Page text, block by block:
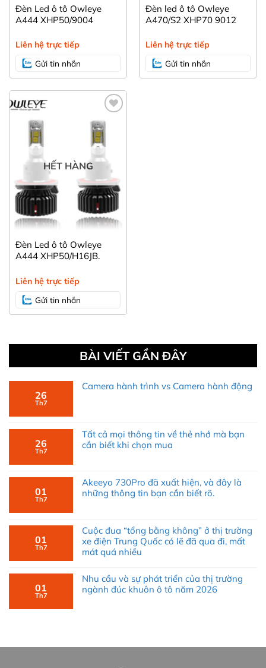
den-led-o-to-owleye-a470-s2-xhp70-HB3-9005
den-led-o-to-owleye-a470-s2-xhp70-9012
Đèn Led ô tô Owleye
A444 XHP50/9004
Liên hệ trực tiếp
Gửi tin nhắn
Đèn led ô tô Owleye
A470/S2 XHP70 9012
Liên hệ trực tiếp
Gửi tin nhắn
HẾT HÀNG
Đèn Led ô tô Owleye
A444 XHP50/H16JB.
Liên hệ trực tiếp
Gửi tin nhắn
BÀI VIẾT GẦN ĐÂY
26
Th7
Camera hành trình vs Camera hành động
26
Th7
Tất cả mọi thông tin về thẻ nhớ mà bạn
cần biết khi chọn mua
01
Th7
Akeeyo 730Pro đã xuất hiện, và đây là
những thông tin bạn cần biết rõ.
01
Th7
Cuộc đua “tổng bằng không” ở thị trường
xe điện Trung Quốc có lẽ đã qua đi, mất
mát quá nhiều
01
Th7
Nhu cầu và sự phát triển của thị trường
ngành đúc khuôn ô tô năm 2026